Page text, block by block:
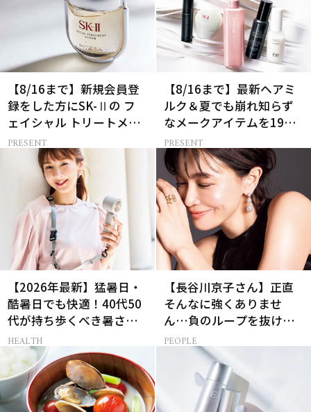
【8/16まで】新規会員登
録をした方にSK-Ⅱの フ
ェイシャル トリートメン
ト セラムをプレゼント！
PRESENT
【8/16まで】最新ヘアミ
ルク＆夏でも崩れ知らず
なメークアイテムを19名
様にプレゼント！
PRESENT
【2026年最新】猛暑日・
酷暑日でも快適！40代50
代が持ち歩くべき暑さ対
策グッズ
HEALTH
【長谷川京子さん】正直
そんなに強くありませ
ん…負のループを抜ける
15分の習慣とは?
PEOPLE